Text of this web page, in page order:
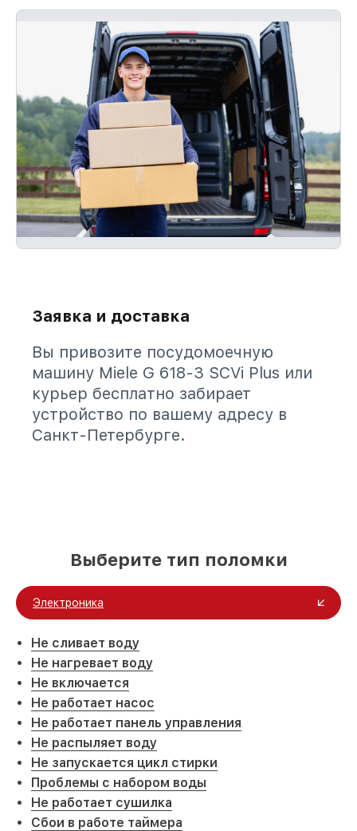
Заявка и доставка
Вы привозите посудомоечную
машину Miele G 618-3 SCVi Plus или
курьер бесплатно забирает
устройство по вашему адресу в
Санкт-Петербурге.
Выберите тип поломки
Электроника
Не сливает воду
Не нагревает воду
Не включается
Не работает насос
Не работает панель управления
Не распыляет воду
Не запускается цикл стирки
Проблемы с набором воды
Не работает сушилка
Сбои в работе таймера